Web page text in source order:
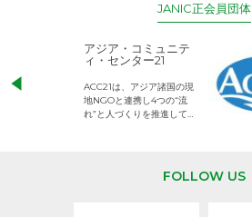
JANIC正会員団体
アジア・コミュニテ
ィ・センター21
ACC21は、アジア諸国の現
地NGOと連携し4つの“流
れ”と人づくりを推進してい
FOLLOW US